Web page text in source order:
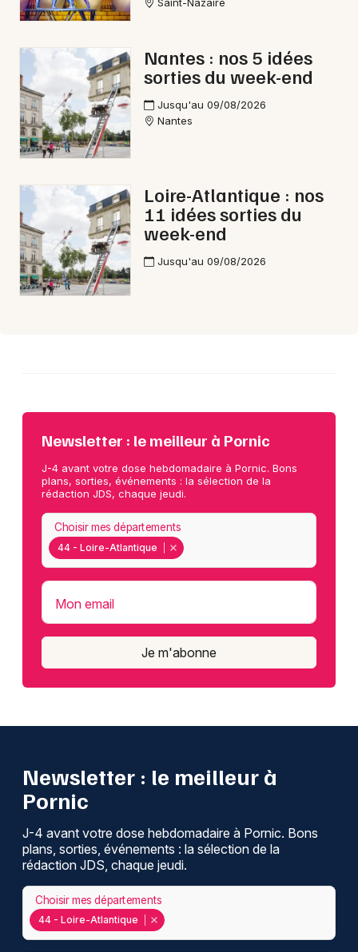
Choisir mes départements
Mon email
Je m'abonne
Saint-Nazaire
Nantes : nos 5 idées
sorties du week-end
Jusqu'au 09/08/2026
Nantes
Loire-Atlantique : nos
11 idées sorties du
week-end
Jusqu'au 09/08/2026
Newsletter : le meilleur à Pornic
J-4 avant votre dose hebdomadaire à Pornic. Bons
plans, sorties, événements : la sélection de la
rédaction JDS, chaque jeudi.
44 - Loire-Atlantique
Choisir mes départements
Mon email
Je m'abonne
Newsletter : le meilleur à
Pornic
J-4 avant votre dose hebdomadaire à Pornic. Bons
plans, sorties, événements : la sélection de la
rédaction JDS, chaque jeudi.
44 - Loire-Atlantique
Choisir mes départements